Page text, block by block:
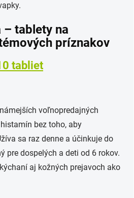
tablety na
príznakov
tabliet
voľnopredajných
bez toho, aby
sa raz denne a účinkuje do
pre dospelých a deti od 6 rokov.
aj kožných prejavoch ako